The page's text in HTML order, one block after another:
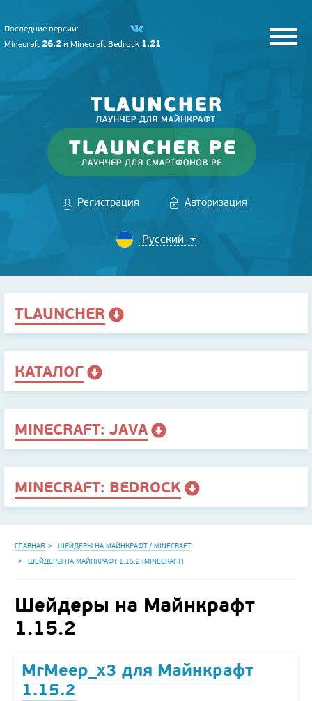
Последние версии:
Minecraft 26.2 и Minecraft Bedrock 1.21
Регистрация Авторизация
TLAUNCHER
КАТАЛОГ
MINECRAFT: JAVA
MINECRAFT: BEDROCK
ГЛАВНАЯ
ШЕЙДЕРЫ НА МАЙНКРАФТ / MINECRAFT
ШЕЙДЕРЫ НА МАЙНКРАФТ 1.15.2 [MINECRAFT]
Шейдеры на Майнкрафт
1.15.2
MrMeep_x3 для Майнкрафт
1.15.2